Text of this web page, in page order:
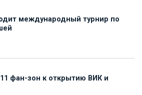
международный турнир по
фан-зон к открытию ВИК и